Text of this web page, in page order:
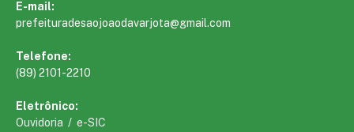
E-mail:
prefeituradesaojoaodavarjota@gmail.com
Telefone:
(89) 2101-2210
Eletrônico:
Ouvidoria / e-SIC